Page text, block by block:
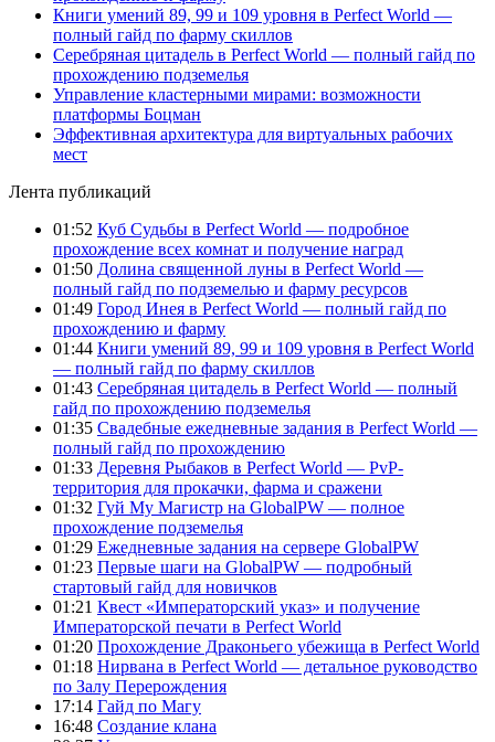
Книги умений 89, 99 и 109 уровня в Perfect World —
полный гайд по фарму скиллов
Серебряная цитадель в Perfect World — полный гайд по
прохождению подземелья
Управление кластерными мирами: возможности
платформы Боцман
Эффективная архитектура для виртуальных рабочих
мест
Лента публикаций
01:52 Куб Судьбы в Perfect World — подробное
прохождение всех комнат и получение наград
01:50 Долина священной луны в Perfect World —
полный гайд по подземелью и фарму ресурсов
01:49 Город Инея в Perfect World — полный гайд по
прохождению и фарму
01:44 Книги умений 89, 99 и 109 уровня в Perfect World
— полный гайд по фарму скиллов
01:43 Серебряная цитадель в Perfect World — полный
гайд по прохождению подземелья
01:35 Свадебные ежедневные задания в Perfect World —
полный гайд по прохождению
01:33 Деревня Рыбаков в Perfect World — PvP-
территория для прокачки, фарма и сражени
01:32 Гуй Му Магистр на GlobalPW — полное
прохождение подземелья
01:29 Ежедневные задания на сервере GlobalPW
01:23 Первые шаги на GlobalPW — подробный
стартовый гайд для новичков
01:21 Квест «Императорский указ» и получение
Императорской печати в Perfect World
01:20 Прохождение Драконьего убежища в Perfect World
01:18 Нирвана в Perfect World — детальное руководство
по Залу Перерождения
17:14 Гайд по Магу
16:48 Создание клана